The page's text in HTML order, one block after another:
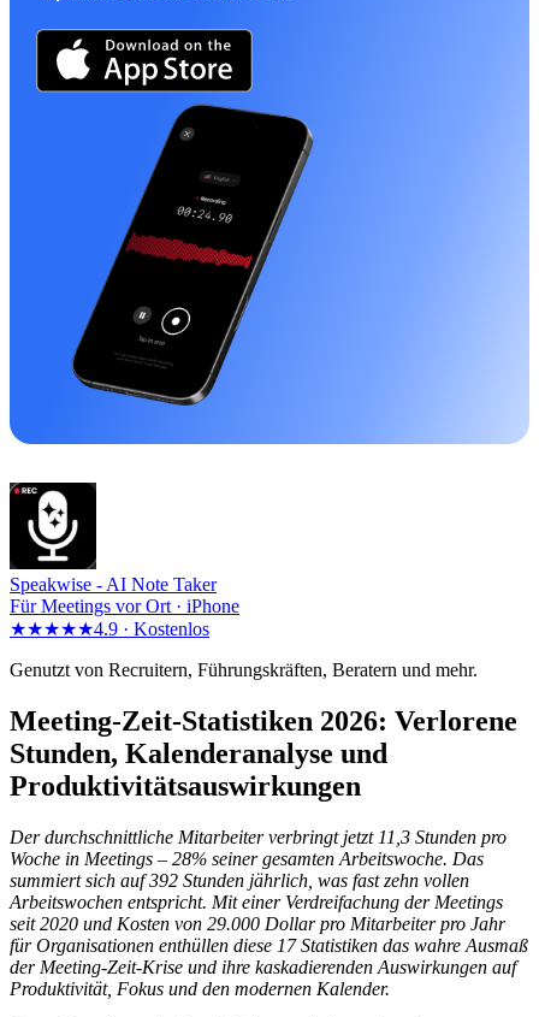
Speakwise - AI Note Taker
Für Meetings vor Ort · iPhone
★★★★★4.9 · Kostenlos
Genutzt von Recruitern, Führungskräften, Beratern und mehr.
Meeting-Zeit-Statistiken 2026: Verlorene
Stunden, Kalenderanalyse und
Produktivitätsauswirkungen
Der durchschnittliche Mitarbeiter verbringt jetzt 11,3 Stunden pro
Woche in Meetings – 28% seiner gesamten Arbeitswoche. Das
summiert sich auf 392 Stunden jährlich, was fast zehn vollen
Arbeitswochen entspricht. Mit einer Verdreifachung der Meetings
seit 2020 und Kosten von 29.000 Dollar pro Mitarbeiter pro Jahr
für Organisationen enthüllen diese 17 Statistiken das wahre Ausmaß
der Meeting-Zeit-Krise und ihre kaskadierenden Auswirkungen auf
Produktivität, Fokus und den modernen Kalender.